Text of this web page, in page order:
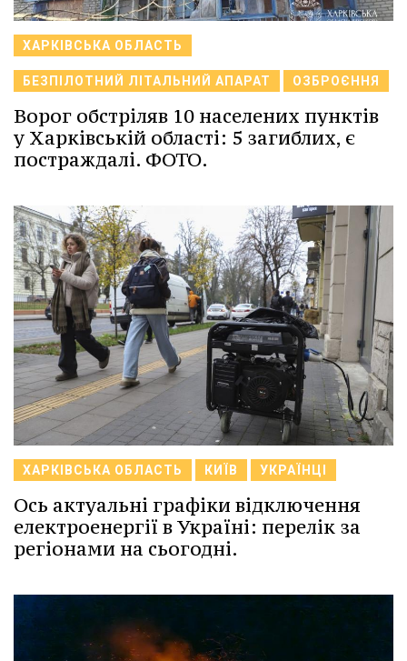
ХАРКІВСЬКА ОБЛАСТЬ
БЕЗПІЛОТНИЙ ЛІТАЛЬНИЙ АПАРАТ ОЗБРОЄННЯ
Ворог обстріляв 10 населених пунктів
у Харківській області: 5 загиблих, є
постраждалі. ФОТО.
ХАРКІВСЬКА ОБЛАСТЬ КИЇВ УКРАЇНЦІ
Ось актуальні графіки відключення
електроенергії в Україні: перелік за
регіонами на сьогодні.